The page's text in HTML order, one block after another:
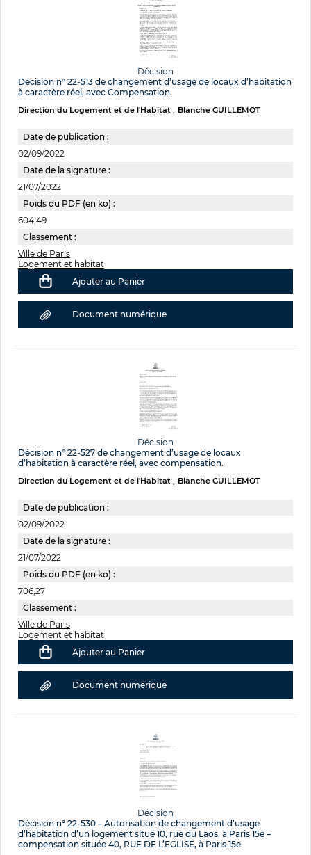
Décision
Décision n° 22-513 de changement d’usage de locaux d’habitation
à caractère réel, avec Compensation.
Direction du Logement et de l'Habitat Blanche GUILLEMOT
Date de publication :
02/09/2022
Date de la signature :
21/07/2022
Poids du PDF (en ko) :
604,49
Classement :
Ville de Paris
Logement et habitat
Ajouter au Panier
Document numérique
Décision
Décision n° 22-527 de changement d’usage de locaux
d’habitation à caractère réel, avec compensation.
Direction du Logement et de l'Habitat Blanche GUILLEMOT
Date de publication :
02/09/2022
Date de la signature :
21/07/2022
Poids du PDF (en ko) :
706,27
Classement :
Ville de Paris
Logement et habitat
Ajouter au Panier
Document numérique
Décision
Décision n° 22-530 – Autorisation de changement d’usage
d’habitation d’un logement situé 10, rue du Laos, à Paris 15e –
compensation située 40, RUE DE L’EGLISE, à Paris 15e